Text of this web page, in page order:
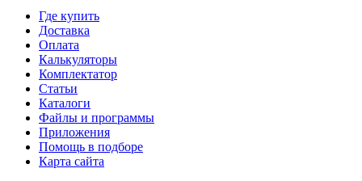
Где купить
Доставка
Оплата
Калькуляторы
Комплектатор
Статьи
Каталоги
Файлы и программы
Приложения
Помощь в подборе
Карта сайта